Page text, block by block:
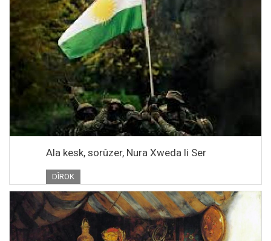
Ala kesk, sorûzer, Nura Xweda li Ser
DÎROK